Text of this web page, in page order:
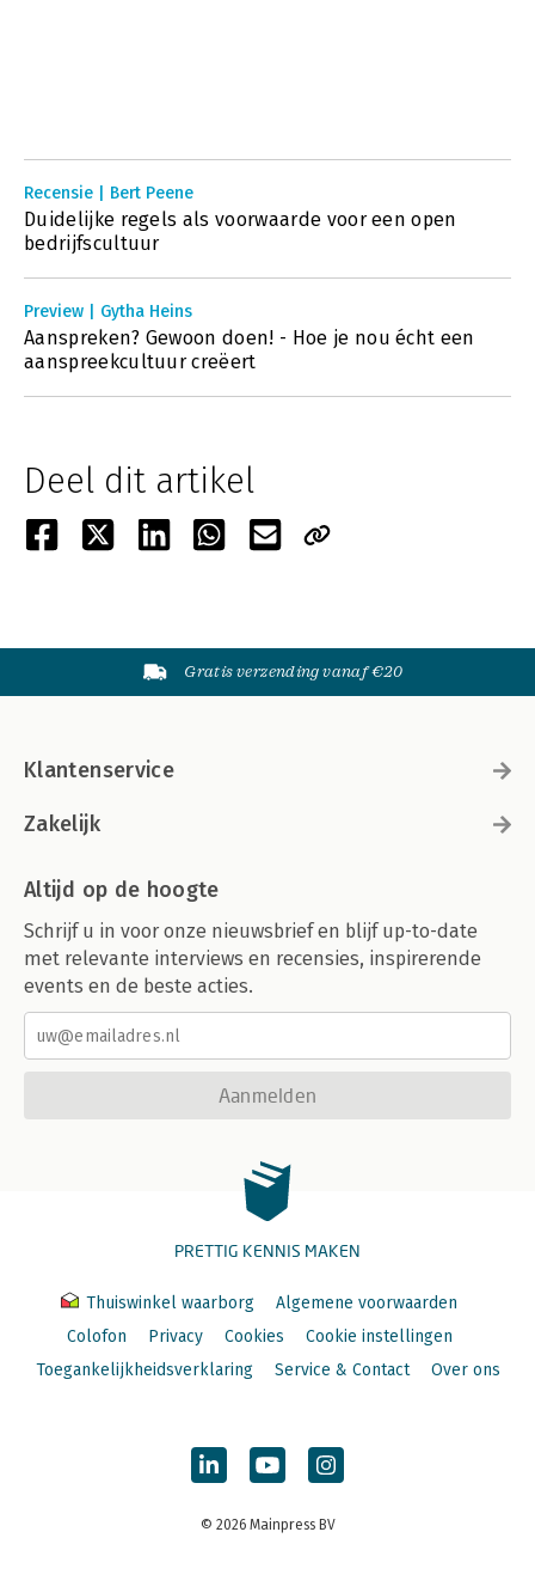
Recensie | Bert Peene
Duidelijke regels als voorwaarde voor een open
bedrijfscultuur
Preview | Gytha Heins
Aanspreken? Gewoon doen! - Hoe je nou écht een
aanspreekcultuur creëert
Deel dit artikel
Gratis verzending vanaf €20
Klantenservice
Zakelijk
Altijd op de hoogte
Schrijf u in voor onze nieuwsbrief en blijf up-to-date
met relevante interviews en recensies, inspirerende
events en de beste acties.
Aanmelden
PRETTIG KENNIS MAKEN
Thuiswinkel waarborg
Algemene voorwaarden
Colofon
Privacy Cookies
Cookie instellingen
Toegankelijkheidsverklaring
Service & Contact Over ons
© 2026 Mainpress BV